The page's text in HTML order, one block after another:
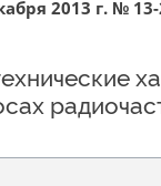
2013 г. № 13-